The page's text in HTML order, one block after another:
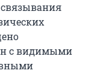
с видимыми